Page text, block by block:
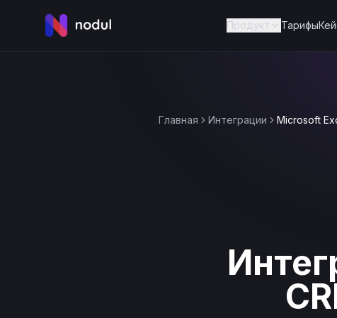
Продукт Тарифы
Главная Интеграции Microsoft